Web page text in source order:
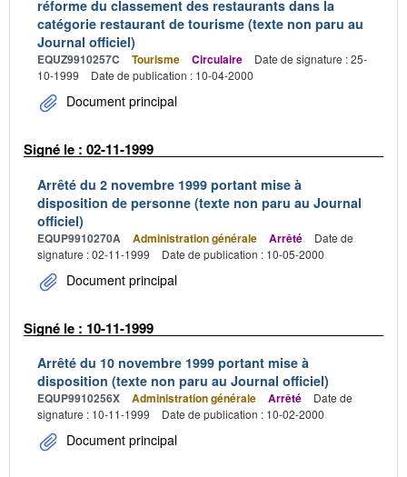
réforme du classement des restaurants dans la
catégorie restaurant de tourisme (texte non paru au
Journal officiel)
EQUZ9910257C Tourisme Circulaire
Date de signature : 25-
10-1999
Date de publication : 10-04-2000
Document principal
Signé le : 02-11-1999
Arrêté du 2 novembre 1999 portant mise à
disposition de personne (texte non paru au Journal
officiel)
EQUP9910270A Administration générale Arrêté
Date de
signature : 02-11-1999
Date de publication : 10-05-2000
Document principal
Signé le : 10-11-1999
Arrêté du 10 novembre 1999 portant mise à
disposition (texte non paru au Journal officiel)
EQUP9910256X Administration générale Arrêté
Date de
signature : 10-11-1999
Date de publication : 10-02-2000
Document principal